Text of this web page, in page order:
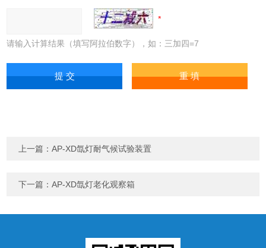
请输入计算结果（填写阿拉伯数字），如：三加四=7
上一篇：AP-XD氙灯耐气候试验装置
下一篇：AP-XD氙灯老化观察箱